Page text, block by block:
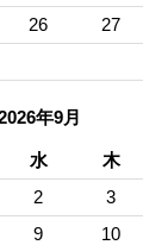
26 27
年9月
水 木
2 3
9 10